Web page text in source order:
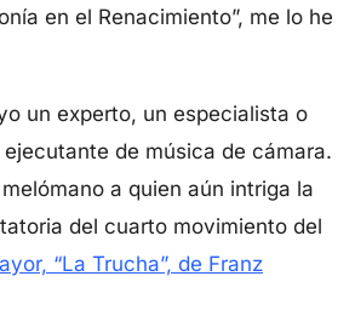
en el Renacimiento”, me lo he
un experto, un especialista o
de música de cámara.
a quien aún intriga la
del cuarto movimiento del
“La Trucha”, de Franz